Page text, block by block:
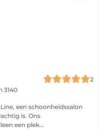
2
3140
is. Ons
een plek...